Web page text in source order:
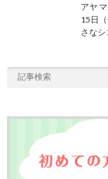
アヤ
15日
さな